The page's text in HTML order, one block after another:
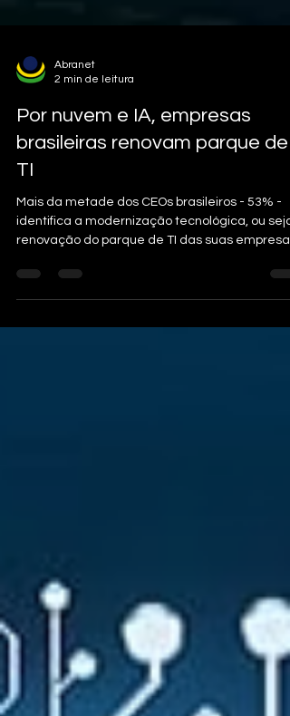
Por nuvem e IA, empresas
brasileiras renovam parque de
TI
Mais da metade dos CEOs brasileiros - 53% -
identifica a modernização tecnológica, ou seja